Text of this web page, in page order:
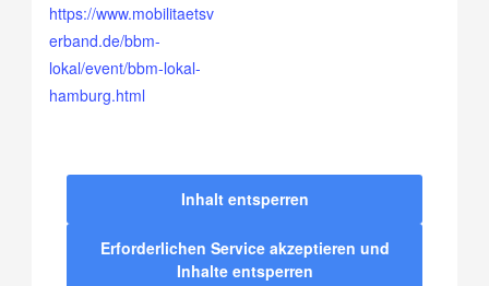
https://www.mobilitaetsv
erband.de/bbm-
lokal/event/bbm-lokal-
hamburg.html
Inhalt entsperren
Erforderlichen Service akzeptieren und
Inhalte entsperren